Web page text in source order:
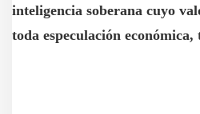
inteligencia soberana cuyo
toda especulación